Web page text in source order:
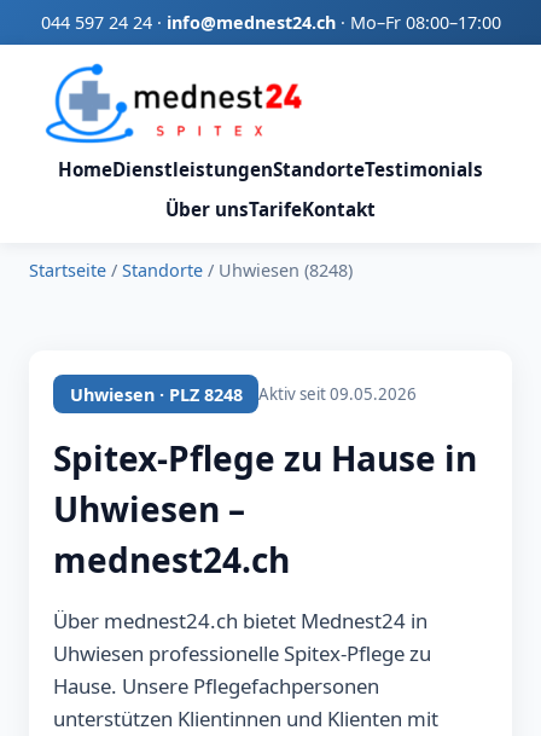
044 597 24 24· info@mednest24.ch· Mo–Fr 08:00–17:00
HomeDienstleistungenStandorteTestimonials
Über unsTarifeKontakt
Startseite / Standorte / Uhwiesen (8248)
Uhwiesen · PLZ 8248 Aktiv seit 09.05.2026
Spitex-Pflege zu Hause in
Uhwiesen –
mednest24.ch
Über mednest24.ch bietet Mednest24 in
Uhwiesen professionelle Spitex-Pflege zu
Hause. Unsere Pflegefachpersonen
unterstützen Klientinnen und Klienten mit